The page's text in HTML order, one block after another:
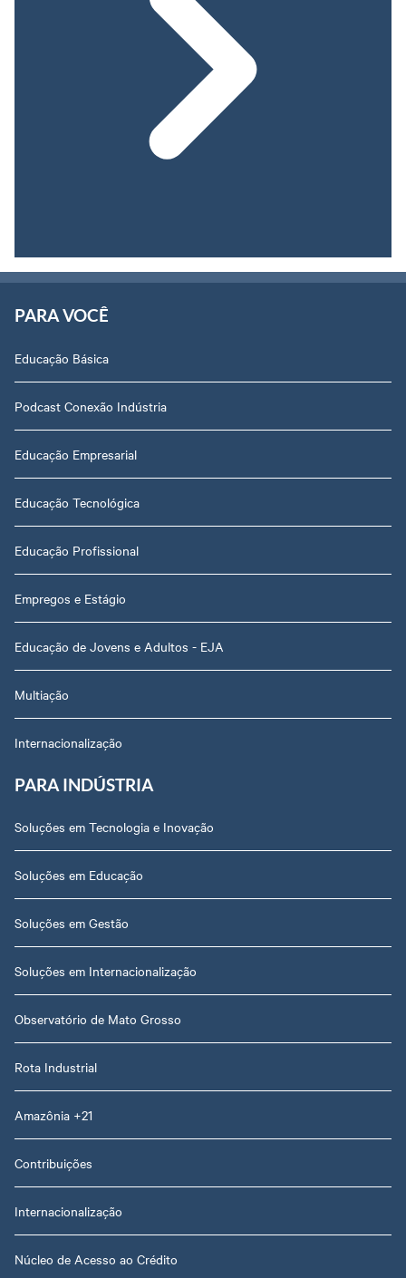
PARA VOCÊ
Educação Básica
Podcast Conexão Indústria
Educação Empresarial
Educação Tecnológica
Educação Profissional
Empregos e Estágio
Educação de Jovens e Adultos - EJA
Multiação
Internacionalização
PARA INDÚSTRIA
Soluções em Tecnologia e Inovação
Soluções em Educação
Soluções em Gestão
Soluções em Internacionalização
Observatório de Mato Grosso
Rota Industrial
Amazônia +21
Contribuições
Internacionalização
Núcleo de Acesso ao Crédito